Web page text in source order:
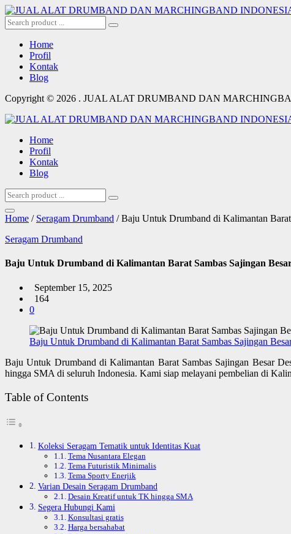
Home
Profil
Kontak
Blog
Copyright © 2026 . JUAL ALAT DRUMBAND DAN
Home
Profil
Kontak
Blog
Home / Seragam Drumband / Baju Untuk Drumband di Kalimantan Barat
Seragam Drumband
Baju Untuk Drumband di Kalimantan Barat Sambas Sajingan
September 15, 2025
164
0
Baju Untuk Drumband di Kalimantan Barat Sambas Sajingan
Baju Untuk Drumband di Kalimantan Barat Sambas Sajingan Besar
hingga SMA di seluruh Indonesia. Kami siap melayani pembelian di
Table of Contents
Koleksi Seragam Tematik untuk Identitas Kuat
Tema Nusantara Elegan
Tema Futuristik Minimalis
Tema Sporty Enerjik
Varian Desain Seragam Drumband
Desain Kreatif untuk TK hingga SMA
Segera Hubungi Kami
Konsultasi gratis
Harga bersahabat